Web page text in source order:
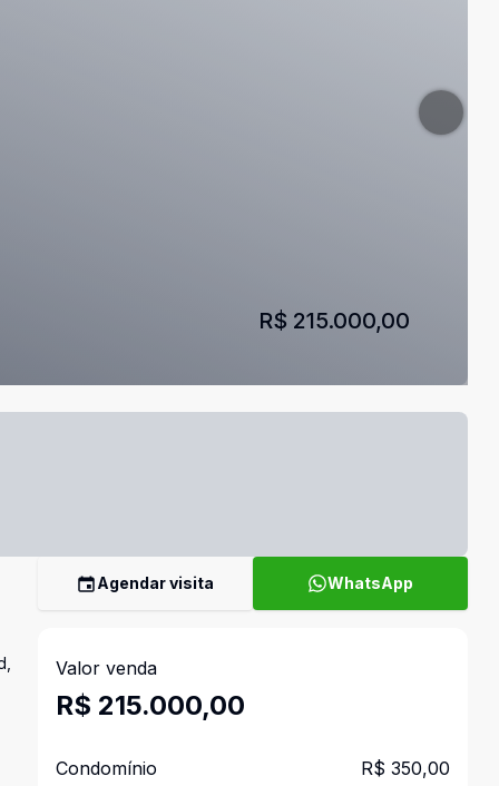
R$ 215.000,00
Agendar visita WhatsApp
Valor venda
R$ 215.000,00
Condomínio R$ 350,00